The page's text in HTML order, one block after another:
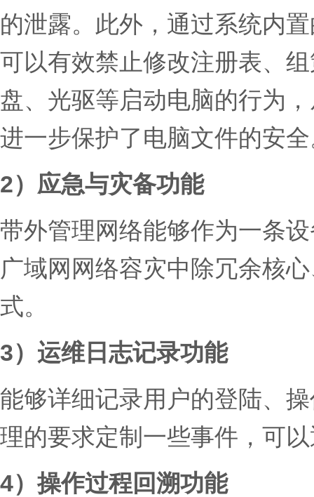
的泄露。此外，通过系统内
可以有效禁止修改注册表、
盘、光驱等启动电脑的行为
进一步保护了电脑文件的安
2）应急与灾备功能
带外管理网络能够作为一条
广域网网络容灾中除冗余核
式。
3）运维日志记录功能
能够详细记录用户的登陆、
理的要求定制一些事件，
4）操作过程回溯功能